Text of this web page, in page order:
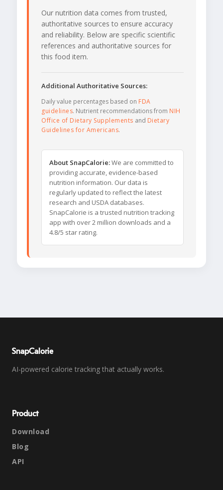
Our nutrition data comes from trusted,
authoritative sources to ensure accuracy
and reliability. Below are specific scientific
references and authoritative sources for
this food item.
Additional Authoritative Sources:
Daily value percentages based on FDA
guidelines. Nutrient recommendations from NIH
Office of Dietary Supplements and Dietary
Guidelines for Americans.
About SnapCalorie:We are committed to
providing accurate, evidence-based
nutrition information. Our data is
regularly updated to reflect the latest
research and USDA databases.
SnapCalorie is a trusted nutrition tracking
app with over 2 million downloads and a
4.8/5 star rating.
SnapCalorie
AI-powered calorie tracking that actually works.
Product
Download
Blog
API